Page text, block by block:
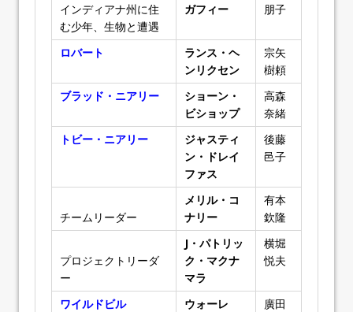
インディアナ州に住
む少年、生物と遭遇
ガフィー
朋子
ロバート
ランス・ヘ
ンリクセン
宗矢
樹頼
ブラッド・ニアリー
ショーン・
ビショップ
高森
奈緒
トビー・ニアリー
ジャスティ
ン・ドレイ
ファス
後藤
邑子
チームリーダー
メリル・コ
ナリー
有本
欽隆
プロジェクトリーダ
ー
J・パトリッ
ク・マクナ
マラ
横堀
悦夫
ワイルドビル
ウォーレ
廣田